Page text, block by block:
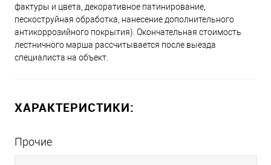
фактуры и цвета, декоративное патинирование,
пескоструйная обработка, нанесение дополнительного
антикоррозийного покрытия). Окончательная стоимость
лестничного марша рассчитывается после выезда
специалиста на объект.
ХАРАКТЕРИСТИКИ:
Прочие